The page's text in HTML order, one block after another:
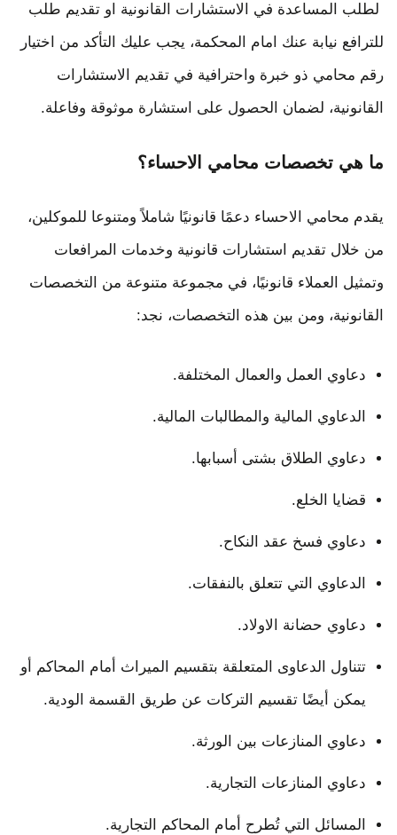
لطلب المساعدة في الاستشارات القانونية او تقديم طلب
للترافع نيابة عنك امام المحكمة، يجب عليك التأكد من اختيار
رقم محامي ذو خبرة واحترافية في تقديم الاستشارات
القانونية، لضمان الحصول على استشارة موثوقة وفاعلة.
ما هي تخصصات محامي الاحساء؟
يقدم محامي الاحساء دعمًا قانونيًا شاملاً ومتنوعا للموكلين،
من خلال تقديم استشارات قانونية وخدمات المرافعات
وتمثيل العملاء قانونيًا، في مجموعة متنوعة من التخصصات
القانونية، ومن بين هذه التخصصات، نجد:
دعاوي العمل والعمال المختلفة.
الدعاوي المالية والمطالبات المالية.
دعاوي الطلاق بشتى أسبابها.
قضايا الخلع.
دعاوي فسخ عقد النكاح.
الدعاوي التي تتعلق بالنفقات.
دعاوي حضانة الاولاد.
تتناول الدعاوى المتعلقة بتقسيم الميراث أمام المحاكم أو
يمكن أيضًا تقسيم التركات عن طريق القسمة الودية.
دعاوي المنازعات بين الورثة.
دعاوي المنازعات التجارية.
المسائل التي تُطرح أمام المحاكم التجارية.